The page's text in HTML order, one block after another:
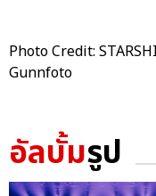
Photo Credit:
Gunnfoto
อัลบั้มรูป